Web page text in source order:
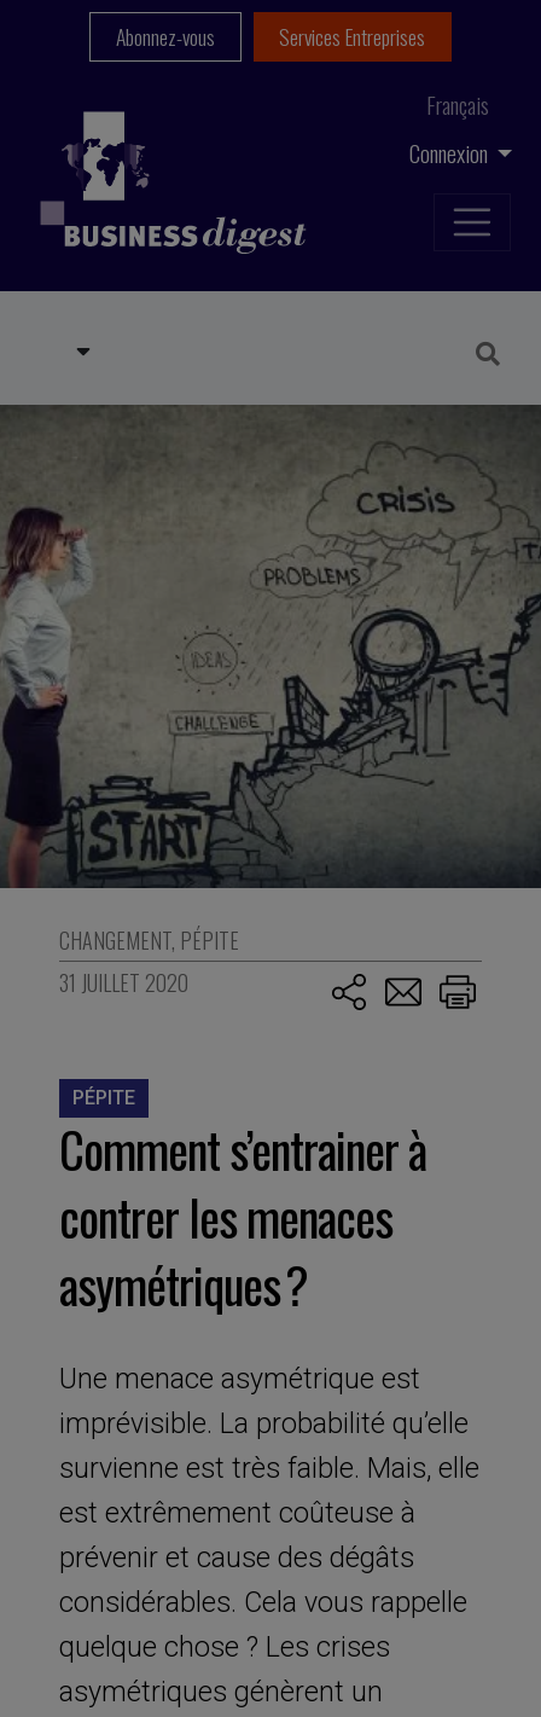
Connexion
Français
Abonnez-vous Services Entreprises
CHANGEMENT, PÉPITE
31 JUILLET 2020
PÉPITE
Comment s’entrainer à
contrer les menaces
asymétriques ?
Une menace asymétrique est
imprévisible. La probabilité qu’elle
survienne est très faible. Mais, elle
est extrêmement coûteuse à
prévenir et cause des dégâts
considérables. Cela vous rappelle
quelque chose ? Les crises
asymétriques génèrent un